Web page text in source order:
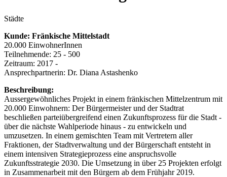
Städte
Kunde: Fränkische Mittelstadt
20.000 EinwohnerInnen
Teilnehmende: 25 - 500
Zeitraum: 2017 -
Ansprechpartnerin: Dr. Diana Astashenko
Beschreibung:
Aussergewöhnliches Projekt in einem fränkischen Mittelzentrum mit
20.000 Einwohnern: Der Bürgermeister und der Stadtrat
beschließen parteiübergreifend einen Zukunftsprozess für die Stadt -
über die nächste Wahlperiode hinaus - zu entwickeln und
umzusetzen. In einem gemischten Team mit Vertretern aller
Fraktionen, der Stadtverwaltung und der Bürgerschaft entsteht in
einem intensiven Strategieprozess eine anspruchsvolle
Zukunftsstrategie 2030. Die Umsetzung in über 25 Projekten erfolgt
in Zusammenarbeit mit den Bürgern ab dem Frühjahr 2019.